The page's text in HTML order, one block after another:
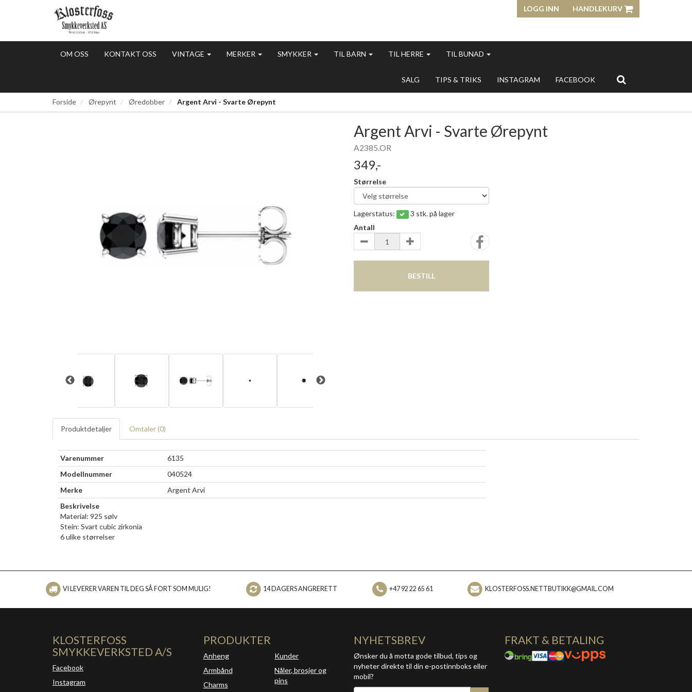
LOGG INN HANDLEKURV
OM OSS KONTAKT OSS VINTAGE MERKER SMYKKER TIL BARN TIL HERRE TIL BUNAD
SALG TIPS & TRIKS INSTAGRAM FACEBOOK
Forside Ørepynt Øredobber Argent Arvi - Svarte Ørepynt
Argent Arvi - Svarte Ørepynt
A2385.OR
349,-
Størrelse
Lagerstatus:
3 stk. på lager
Antall
BESTILL
Produktdetaljer Omtaler (0)
Varenummer
6135
Modellnummer
040524
Merke
Argent Arvi
Beskrivelse
Material: 925 sølv
Stein: Svart cubic zirkonia
6 ulike størrelser
VI LEVERER VAREN TIL DEG SÅ FORT SOM MULIG! 14 DAGERS ANGRERETT +47 92 22 65 61 KLOSTERFOSS.NETTBUTIKK@GMAIL.COM
KLOSTERFOSS
SMYKKEVERKSTED A/S
Facebook
Instagram
PRODUKTER
Anheng
Armbånd
Charms
Kunder
Nåler, brosjer og
pins
NYHETSBREV
Ønsker du å motta gode tilbud, tips og
nyheter direkte til din e-postinnboks eller
mobil?
FRAKT & BETALING